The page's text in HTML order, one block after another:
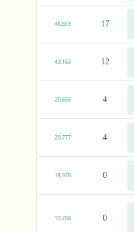
17
46,859
12
43,163
4
20,655
4
20,777
0
18,978
0
19,788